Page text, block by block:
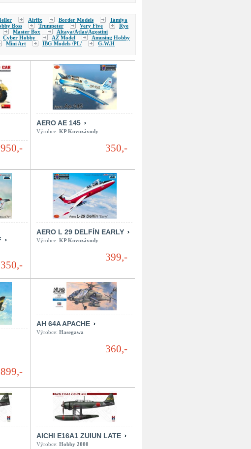
Airfix Border Models
Tamiya
Boss Trumpeter Very Five
Rye
Master Box
Altaya/Atlas/Agostini
Cyber Hobby AZ Model
Amusing Hobby
Mini Art IBG Models /PL/
G.W.H
950,-
AERO AE 145
Výrobce: KP Kovozávody
350,-
350,-
AERO L 29 DELFÍN EARLY
Výrobce: KP Kovozávody
399,-
899,-
AH 64A APACHE
Výrobce: Hasegawa
360,-
AICHI E16A1 ZUIUN LATE
Výrobce: Hobby 2000